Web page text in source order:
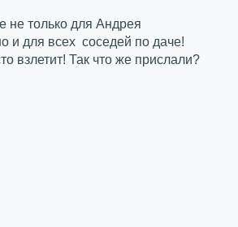
не только для Андрея
и для всех соседей по даче!
взлетит! Так что же прислали?